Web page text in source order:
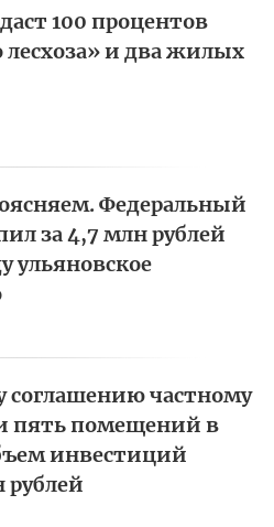
100 процентов
и два жилых
Федеральный
за 4,7 млн рублей
ульяновское
соглашению частному
пять помещений в
инвестиций
рублей